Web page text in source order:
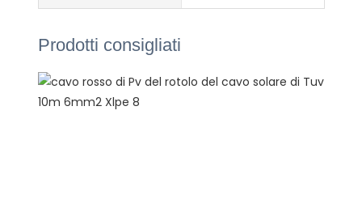
Prodotti consigliati